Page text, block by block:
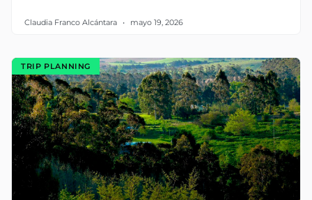
Claudia Franco Alcántara mayo 19, 2026
TRIP PLANNING